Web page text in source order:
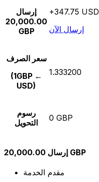
إرسال
20,000.00
GBP
+347.75 USD
إرسال الآن
سعر الصرف
(1GBP ←
USD)
1.333200
رسوم
التحويل
0 GBP
إرسال 20,000.00 GBP
مقدم الخدمة